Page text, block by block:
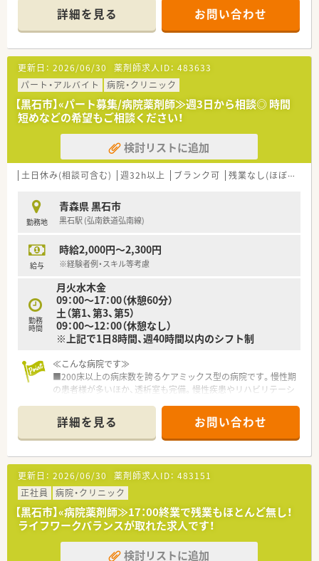
OJT、研修制度も万全。
厚生労働省が示した「患者のための薬局ビジョン」において求め
られている項目に対し、独自の研修体制を整備。
階層別に達成項目を設定し、座学だけではなく行動もあわせて全
体的なスキルアップができます。
管理薬剤師は30代の頼りがいある男性。
患者様もご高齢の方が多い為、勤務されている方々は基本的に皆
さん穏やかにお話しをされるので丁寧に指導していただけま
す。
じっくりスキルアップをしていきたい方に大変オススメです。
詳細を見る お問い合わせ
更新日： 2026/06/30 薬剤師求人ID： 483633
パート・アルバイト
病院・クリニック
【黒石市】«パート募集/病院薬剤師≫週3日から相談◎ 時間
短めなどの希望もご相談ください！
検討リストに追加
土日休み(相談可含む) 週32h以上 ブランク可 残業なし(ほぼなし含む)
勤務地
青森県 黒石市
黒石駅 (弘南鉄道弘南線)
給与
時給2,000円～2,300円
※経験者例・スキル等考慮
勤務
時間
月火水木金
09：00～17：00（休憩60分）
土（第1、第3、第5）
09：00～12：00（休憩なし）
※上記で1日8時間、週40時間以内のシフト制
≪こんな病院です≫
■200床以上の病床数を誇るケアミックス型の病院です。慢性期
の患者様が多いほか、透析室も完備。慢性疾患やリハビリテーシ
≪こんな人が働いています≫
■40代の薬局長を中心に30代・60代と幅広い世代の薬剤師が活
躍しています！
≪時間数・曜日等ご相談ください≫
■週3～から勤務可能な方を積極募集中！
■勤務時間数や曜日などはご相談ください。
■昇給ありのパート求人です♪
詳細を見る お問い合わせ
更新日： 2026/06/30 薬剤師求人ID： 483151
正社員
病院・クリニック
【黒石市】«病院薬剤師≫17：00終業で残業もほとんど無し！
ライフワークバランスが取れた求人です！
検討リストに追加